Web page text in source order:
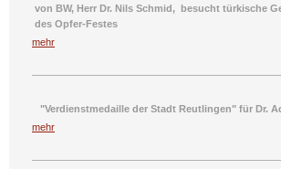
von BW, Herr Dr. Nils Schmid , besucht türkische
des Opfer-Festes
mehr
"Verdienstmedaille der Stadt Reutlingen" für Dr.
mehr